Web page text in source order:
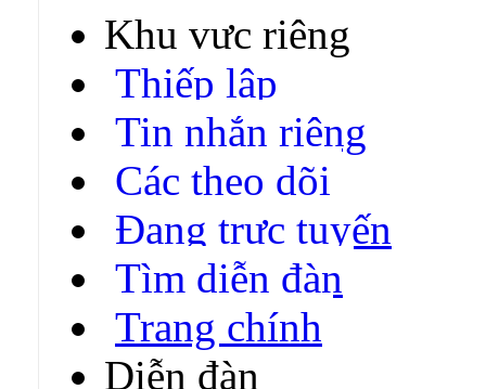
Khu vực riêng
Thiếp lập
Tin nhắn riêng
Các theo dõi
Đang trực tuyến
Tìm diễn đàn
Trang chính
Diễn đàn